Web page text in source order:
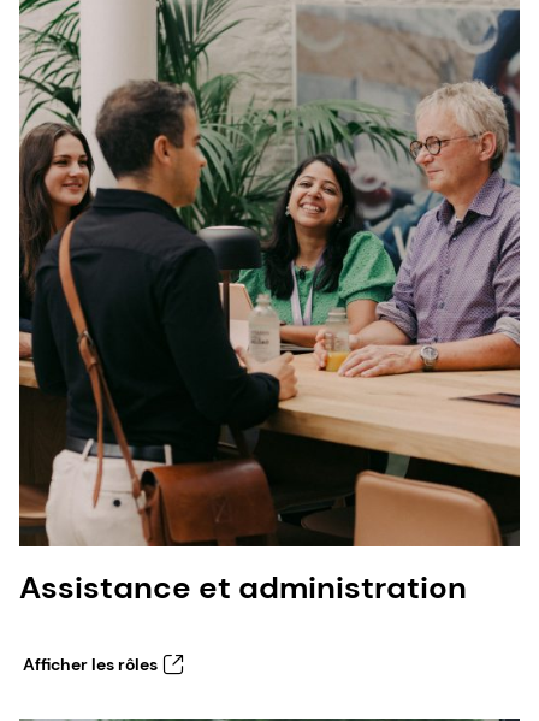
Assistance et administration
Afficher les rôles